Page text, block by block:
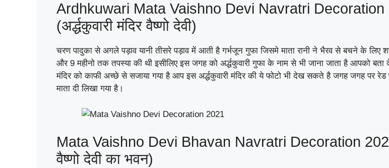
Ardhkuwari Mata Vaishno Devi Navratri Decoration
(अर्द्धकुवारी मंदिर वैष्णो देवी)
चरण पादुका से अगले पड़ाव यानी तीसरे पड़ाव में आती है गर्भजून गुफा जिसमे माता रानी ने भैरव से बचने के लिए
और 9 महीनो तक तपस्या की थी इसीलिए इस जगह को अर्द्धकुवारी गुफा के नाम से भी जाना जाता है आपको बता
मंदिर को काफी अच्छे से सजाया गया है आप इस अर्द्धकुवारी मंदिर की ये फोटो भी देख सकते है जगह जगह पर
माता दी लिखा गया है।
Mata Vaishno Devi Bhavan Navratri Decoration
वैष्णो देवी का भवन)